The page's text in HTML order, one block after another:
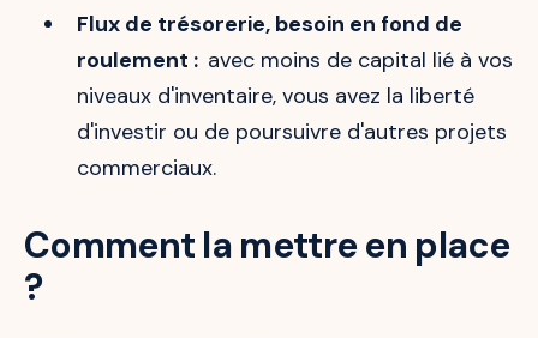
Flux de trésorerie, besoin en fond de
roulement : avec moins de capital lié à vos
niveaux d'inventaire, vous avez la liberté
d'investir ou de poursuivre d'autres projets
commerciaux.
Comment la mettre en place
?